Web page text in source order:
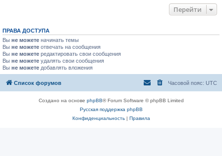
Перейти
ПРАВА ДОСТУПА
Вы не можете начинать темы
Вы не можете отвечать на сообщения
Вы не можете редактировать свои сообщения
Вы не можете удалять свои сообщения
Вы не можете добавлять вложения
Список форумов Часовой пояс: UTC
Создано на основе phpBB® Forum Software © phpBB Limited
Русская поддержка phpBB
Конфиденциальность| Правила